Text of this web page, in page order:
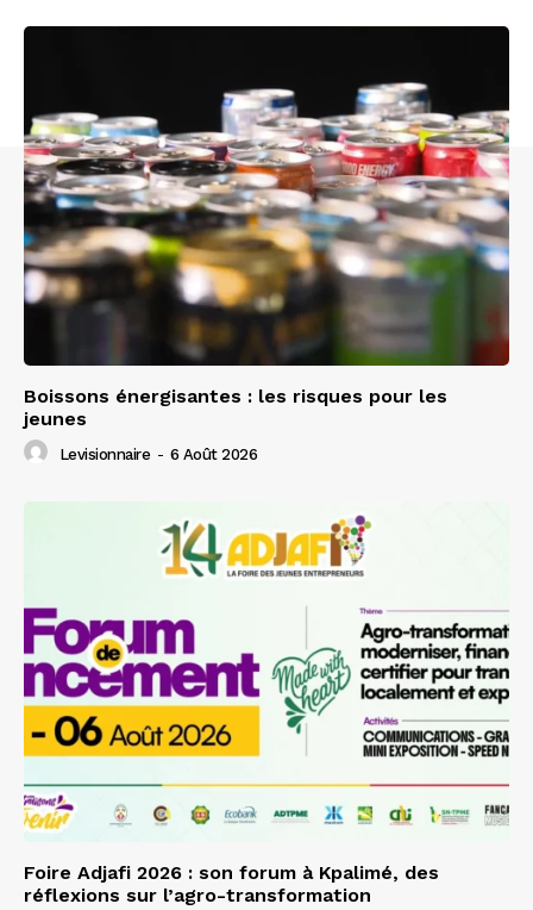
Boissons énergisantes : les risques pour les
jeunes
Levisionnaire - 6 Août 2026
Foire Adjafi 2026 : son forum à Kpalimé, des
réflexions sur l’agro-transformation